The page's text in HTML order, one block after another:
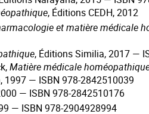
, Éditions CEDH, 2012
et matière médicale
, Éditions Similia, 2017 —
Matière médicale
1997 — ISBN 978-2842510039
— ISBN 978-2842510176
— ISBN 978-2904928994